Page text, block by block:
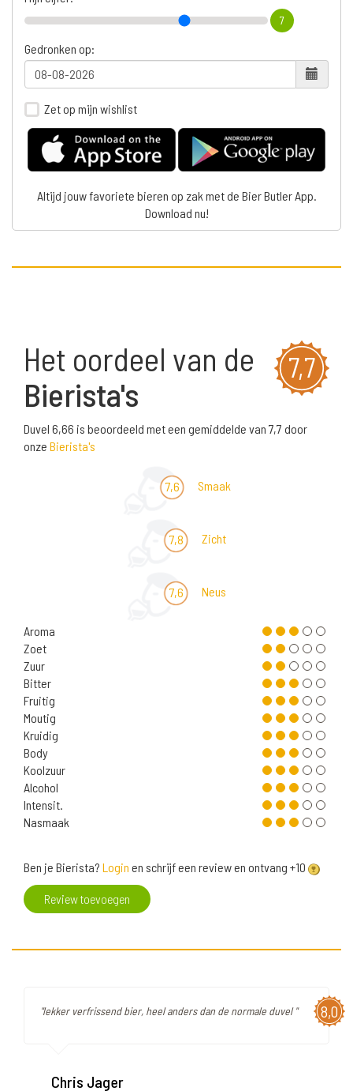
7
Gedronken op:
Zet op mijn wishlist
Altijd jouw favoriete bieren op zak met de Bier Butler App.
Download nu!
7,7
Het oordeel van de
Bierista's
Duvel 6,66 is beoordeeld met een gemiddelde van 7,7 door
onze Bierista's
7,6 Smaak
7,8 Zicht
7,6 Neus
Aroma
Zoet
Zuur
Bitter
Fruitig
Moutig
Kruidig
Body
Koolzuur
Alcohol
Intensit.
Nasmaak
Ben je Bierista? Login en schrijf een review en ontvang +10
Review toevoegen
8,0
"lekker verfrissend bier, heel anders dan de normale duvel "
Chris Jager